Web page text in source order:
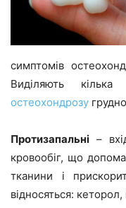
симптомів
Виділяють
остеохондрозу
Протизапальні –
кровообіг, що
тканини і
відносяться: